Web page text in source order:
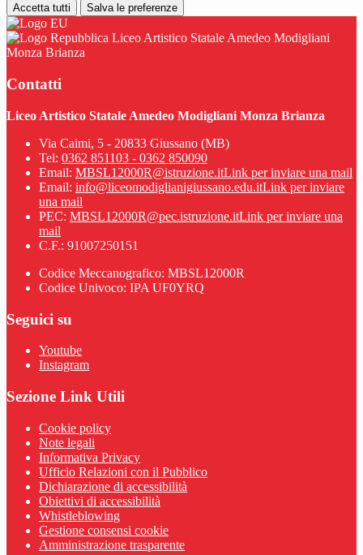
Accetta tutti Salva le preferenze
Liceo Artistico Statale Amedeo Modigliani
Monza Brianza
Contatti
Liceo Artistico Statale Amedeo Modigliani Monza Brianza
Via Caimi, 5 - 20833 Giussano (MB)
Tel: 0362 851103 - 0362 850090
Email: MBSL12000R@istruzione.itLink per inviare una mail
Email: info@liceomodiglianigiussano.edu.itLink per inviare
una mail
PEC: MBSL12000R@pec.istruzione.itLink per inviare una
mail
C.F.: 91007250151
Codice Meccanografico: MBSL12000R
Codice Univoco: IPA UF0YRQ
Seguici su
Youtube
Instagram
Sezione Link Utili
Cookie policy
Note legali
Informativa Privacy
Ufficio Relazioni con il Pubblico
Dichiarazione di accessibilità
Obiettivi di accessibilità
Whistleblowing
Gestione consensi cookie
Amministrazione trasparente